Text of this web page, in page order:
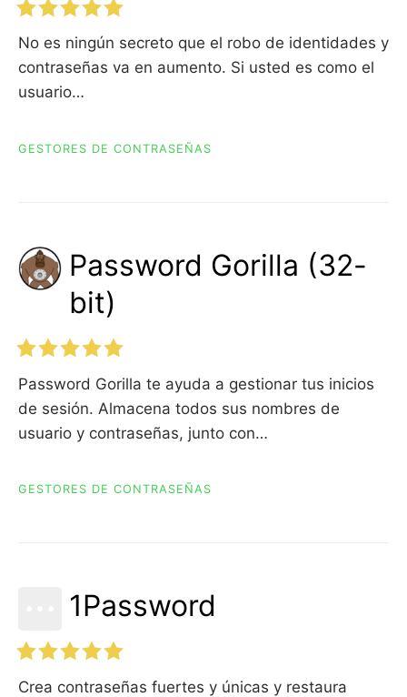
No es ningún secreto que el robo de identidades y
contraseñas va en aumento. Si usted es como el
usuario…
GESTORES DE CONTRASEÑAS
Password Gorilla (32-
bit)
Password Gorilla te ayuda a gestionar tus inicios
de sesión. Almacena todos sus nombres de
usuario y contraseñas, junto con…
GESTORES DE CONTRASEÑAS
1Password
Crea contraseñas fuertes y únicas y restaura